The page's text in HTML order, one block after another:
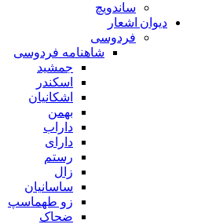
ساندویچ
دیوان اشعار
فردوسی
شاهنامه فردوسی
جمشید
اسکندر
اشکانیان
بهمن
داراب
دارای
رستم
زال
ساسانیان
زو طهماسپ‏
ضحاک